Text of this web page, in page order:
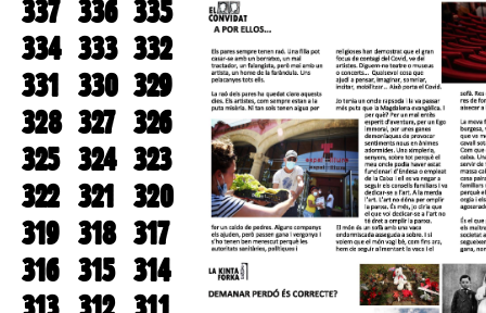
337 336 335
334 333 332
331 330 329
328 327 326
325 324 323
322 321 320
319 318 317
316 315 314